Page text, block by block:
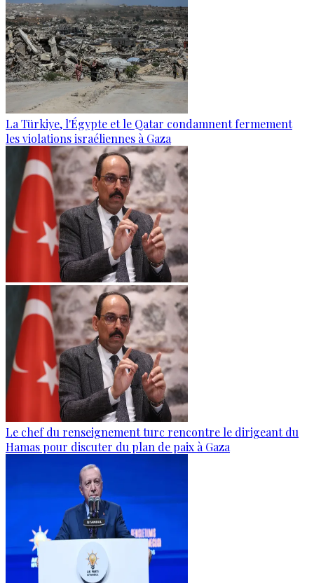
La Türkiye, l'Égypte et le Qatar condamnent fermement
les violations israéliennes à Gaza
Le chef du renseignement turc rencontre le dirigeant du
Hamas pour discuter du plan de paix à Gaza